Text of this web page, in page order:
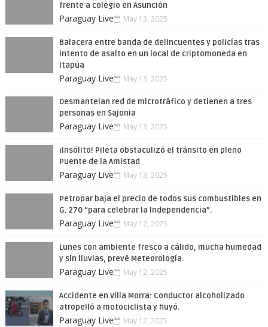
frente a colegio en Asunción
Paraguay Live May 13, 2025
Balacera entre banda de delincuentes y policías tras
intento de asalto en un local de criptomoneda en
Itapúa
Paraguay Live May 13, 2025
Desmantelan red de microtráfico y detienen a tres
personas en Sajonia
Paraguay Live May 13, 2025
¡Insólito! Pileta obstaculizó el tránsito en pleno
Puente de la Amistad
Paraguay Live May 13, 2025
Petropar baja el precio de todos sus combustibles en
G. 270 “para celebrar la Independencia”.
Paraguay Live May 12, 2025
Lunes con ambiente fresco a cálido, mucha humedad
y sin lluvias, prevé Meteorología.
Paraguay Live May 12, 2025
Accidente en Villa Morra: Conductor alcoholizado
atropelló a motociclista y huyó.
Paraguay Live May 12, 2025